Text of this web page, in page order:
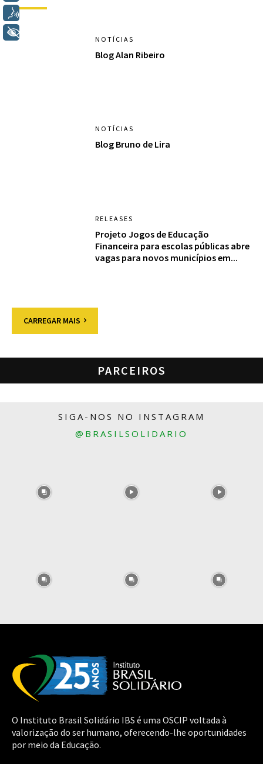
NOTÍCIAS
Blog Alan Ribeiro
NOTÍCIAS
Blog Bruno de Lira
RELEASES
Projeto Jogos de Educação
Financeira para escolas públicas abre
vagas para novos municípios em...
CARREGAR MAIS
PARCEIROS
SIGA-NOS NO INSTAGRAM
@BRASILSOLIDARIO
O Instituto Brasil Solidário IBS é uma OSCIP voltada à
valorização do ser humano, oferecendo-lhe oportunidades
por meio da Educação.
Voz